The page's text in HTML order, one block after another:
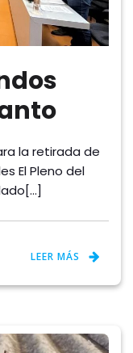
la retirada de
El Pleno del
LEER MÁS